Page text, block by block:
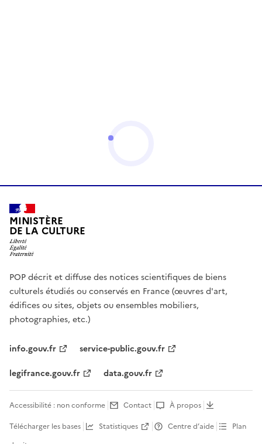
MINISTÈRE
DE LA CULTURE
POP décrit et diffuse des notices scientifiques de biens
culturels étudiés ou conservés en France (œuvres d'art,
édifices ou sites, objets ou ensembles mobiliers,
photographies, etc.)
info.gouv.fr
service-public.gouv.fr
legifrance.gouv.fr
data.gouv.fr
Accessibilité : non conforme Contact
À propos
Télécharger les bases
Statistiques Centre d’aide
Plan